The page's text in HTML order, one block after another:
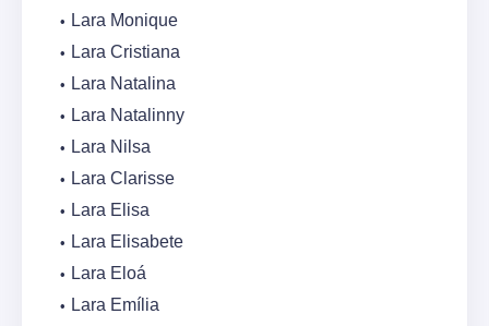
Lara Monique
Lara Cristiana
Lara Natalina
Lara Natalinny
Lara Nilsa
Lara Clarisse
Lara Elisa
Lara Elisabete
Lara Eloá
Lara Emília